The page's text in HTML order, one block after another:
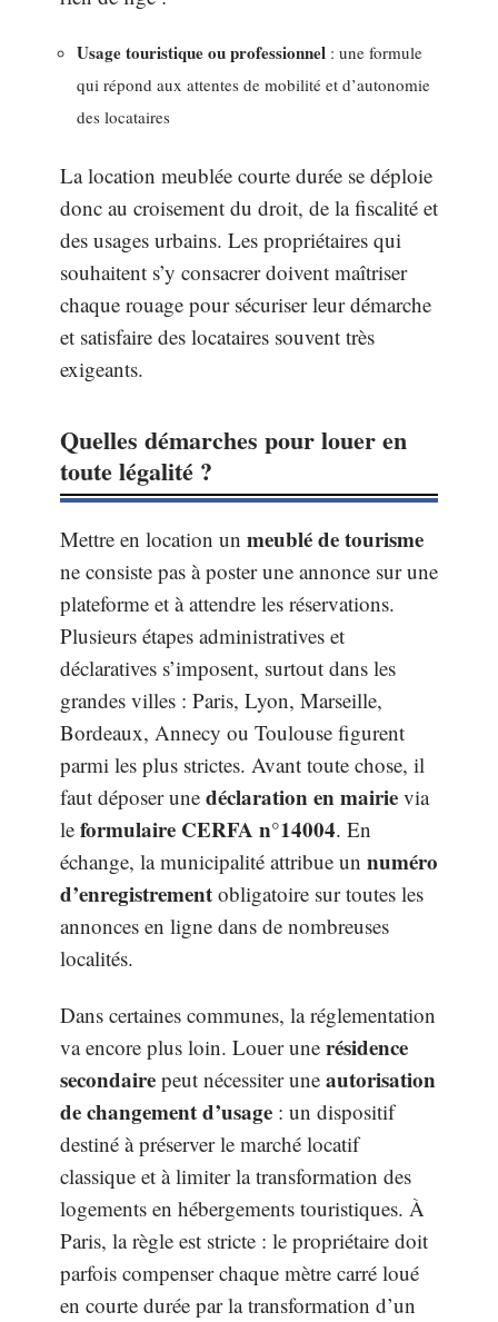
Usage touristique ou professionnel : une formule
qui répond aux attentes de mobilité et d’autonomie
des locataires
La location meublée courte durée se déploie
donc au croisement du droit, de la fiscalité et
des usages urbains. Les propriétaires qui
souhaitent s’y consacrer doivent maîtriser
chaque rouage pour sécuriser leur démarche
et satisfaire des locataires souvent très
exigeants.
Quelles démarches pour louer en
toute légalité ?
Mettre en location un meublé de tourisme
ne consiste pas à poster une annonce sur une
plateforme et à attendre les réservations.
Plusieurs étapes administratives et
déclaratives s’imposent, surtout dans les
grandes villes : Paris, Lyon, Marseille,
Bordeaux, Annecy ou Toulouse figurent
parmi les plus strictes. Avant toute chose, il
faut déposer une déclaration en mairie via
le formulaire CERFA n°14004. En
échange, la municipalité attribue un numéro
d’enregistrement obligatoire sur toutes les
annonces en ligne dans de nombreuses
localités.
Dans certaines communes, la réglementation
va encore plus loin. Louer une résidence
secondaire peut nécessiter une autorisation
de changement d’usage : un dispositif
destiné à préserver le marché locatif
classique et à limiter la transformation des
logements en hébergements touristiques. À
Paris, la règle est stricte : le propriétaire doit
parfois compenser chaque mètre carré loué
en courte durée par la transformation d’un